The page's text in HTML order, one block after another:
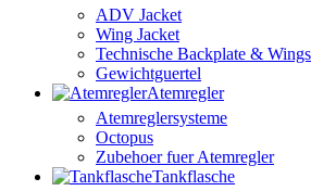
ADV Jacket
Wing Jacket
Technische Backplate & Wings
Gewichtguertel
Atemregler
Atemreglersysteme
Octopus
Zubehoer fuer Atemregler
Tankflasche